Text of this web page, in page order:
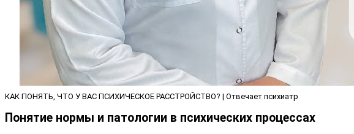
КАК ПОНЯТЬ, ЧТО У ВАС ПСИХИЧЕСКОЕ РАССТРОЙСТВО? | Отвечает психиатр
Понятие нормы и патологии в психических процессах